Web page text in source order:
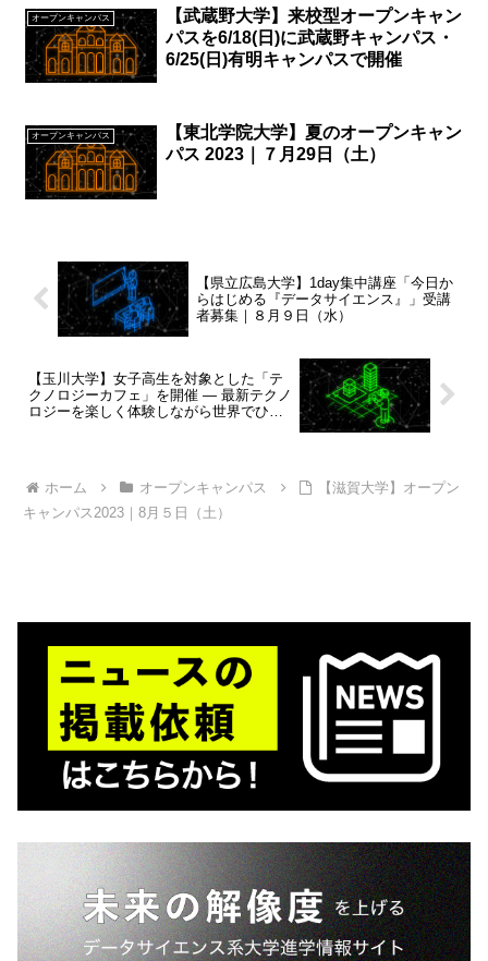
オープンキャンパス
【武蔵野大学】来校型オープンキャン
パスを6/18(日)に武蔵野キャンパス・
6/25(日)有明キャンパスで開催
オープンキャンパス
【東北学院大学】夏のオープンキャン
パス 2023｜７月29日（土）
【県立広島大学】1day集中講座「今日か
らはじめる『データサイエンス』」受講
者募集｜８月９日（水）
【玉川大学】女子高生を対象とした「テ
クノロジーカフェ」を開催 — 最新テクノ
ロジーを楽しく体験しながら世界でひと
ホーム オープンキャンパス
【滋賀大学】オープン
キャンパス2023｜8月５日（土）